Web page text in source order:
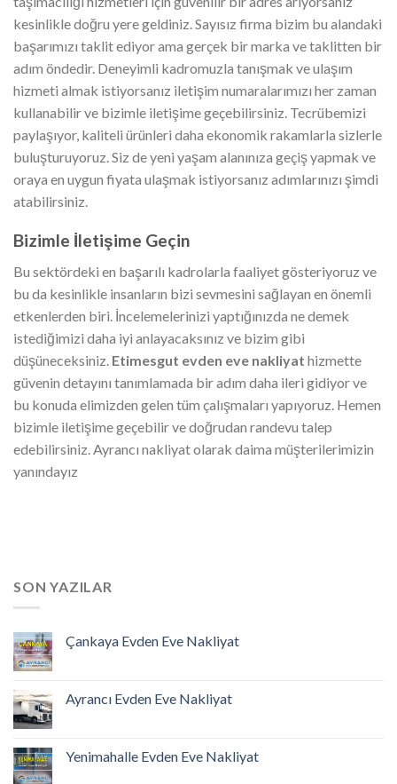
kesinlikle doğru yere geldiniz. Sayısız firma bizim bu alandaki
başarımızı taklit ediyor ama gerçek bir marka ve taklitten bir
adım öndedir. Deneyimli kadromuzla tanışmak ve ulaşım
hizmeti almak istiyorsanız iletişim numaralarımızı her zaman
kullanabilir ve bizimle iletişime geçebilirsiniz. Tecrübemizi
paylaşıyor, kaliteli ürünleri daha ekonomik rakamlarla sizlerle
buluşturuyoruz. Siz de yeni yaşam alanınıza geçiş yapmak ve
oraya en uygun fiyata ulaşmak istiyorsanız adımlarınızı şimdi
atabilirsiniz.
Bizimle İletişime Geçin
Bu sektördeki en başarılı kadrolarla faaliyet gösteriyoruz ve
bu da kesinlikle insanların bizi sevmesini sağlayan en önemli
etkenlerden biri. İncelemelerinizi yaptığınızda ne demek
istediğimizi daha iyi anlayacaksınız ve bizim gibi
düşüneceksiniz. Etimesgut evden eve nakliyat hizmette
güvenin detayını tanımlamada bir adım daha ileri gidiyor ve
bu konuda elimizden gelen tüm çalışmaları yapıyoruz. Hemen
bizimle iletişime geçebilir ve doğrudan randevu talep
edebilirsiniz. Ayrancı nakliyat olarak daima müşterilerimizin
yanındayız
SON YAZILAR
Çankaya Evden Eve Nakliyat
Ayrancı Evden Eve Nakliyat
Yenimahalle Evden Eve Nakliyat